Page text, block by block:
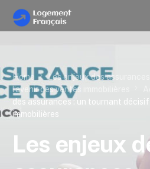
Home
Les enjeux des
l’avenir des ventes immobilières
des assurances : un tournant décisif
immobilières
Les enjeux